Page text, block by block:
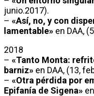
junio.2017).
– «Así, no, y con
lamentable» en DAA,
2018
– «Tanto Monta:
barniz» en DAA, (13,
– «Otra pérdida por
Epifanía de Sigena»